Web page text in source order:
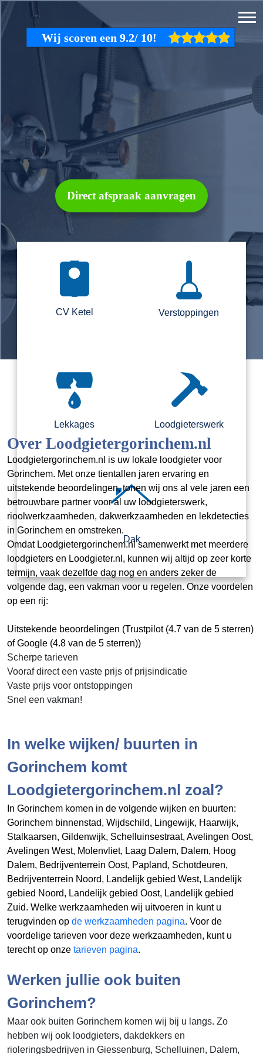
Direct afspraak aanvragen
CV Ketel Verstoppingen
Lekkages Loodgieterswerk
Dak
Over Loodgietergorinchem.nl
Loodgietergorinchem.nl is uw lokale loodgieter voor
Gorinchem. Met onze tientallen jaren ervaring en
uitstekende beoordelingen, tonen wij ons al vele jaren een
betrouwbare partner voor al uw loodgieterswerk,
rioolwerkzaamheden, dakwerkzaamheden en lekdetecties
in Gorinchem en omstreken.
Omdat Loodgietergorinchem.nl samenwerkt met meerdere
loodgieters en Loodgieter.nl, kunnen wij altijd op zeer korte
termijn, vaak dezelfde dag nog en anders zeker de
volgende dag, een vakman voor u regelen. Onze voordelen
op een rij:
Uitstekende beoordelingen (Trustpilot (4.7 van de 5 sterren)
of Google (4.8 van de 5 sterren))
Scherpe tarieven
Vooraf direct een vaste prijs of prijsindicatie
Vaste prijs voor ontstoppingen
Snel een vakman!
In welke wijken/ buurten in
Gorinchem komt
Loodgietergorinchem.nl zoal?
In Gorinchem komen in de volgende wijken en buurten:
Gorinchem binnenstad, Wijdschild, Lingewijk, Haarwijk,
Stalkaarsen, Gildenwijk, Schelluinsestraat, Avelingen Oost,
Avelingen West, Molenvliet, Laag Dalem, Dalem, Hoog
Dalem, Bedrijventerrein Oost, Papland, Schotdeuren,
Bedrijventerrein Noord, Landelijk gebied West, Landelijk
gebied Noord, Landelijk gebied Oost, Landelijk gebied
Zuid. Welke werkzaamheden wij uitvoeren in kunt u
terugvinden op de werkzaamheden pagina. Voor de
voordelige tarieven voor deze werkzaamheden, kunt u
terecht op onze tarieven pagina.
Werken jullie ook buiten
Gorinchem?
Maar ook buiten Gorinchem komen wij bij u langs. Zo
hebben wij ook loodgieters, dakdekkers en
rioleringsbedrijven in Giessenburg, Schelluinen, Dalem,